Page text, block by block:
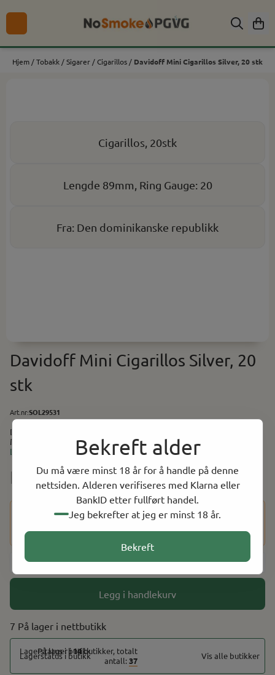
Bekreft alder
Du må være minst 18 år for å handle på denne
nettsiden. Alderen verifiseres med Klarna eller
BankID etter fullført handel.
Jeg bekrefter at jeg er minst 18 år.
Bekreft
Hopp til innhold
Hjem /Tobakk /Sigarer /Cigarillos / Davidoff Mini Cigarillos Silver, 20 stk
Cigarillos, 20stk
Lengde 89mm, Ring Gauge: 20
Fra: Den dominikanske republikk
Davidoff Mini Cigarillos Silver, 20
stk
Art.nr:SOL29531
Davidoff Mini Cigarillos Silver, 20 stk Tidligere kjent som Davidoff
Mini Cigarillos Light. Lengde: 89mm Ring Gauge: 20
Opprinnelsesland: Den dominikanske republikk
Les mer
NOK 400.00
Dette produktet har en aldersbegrensning på 18 år. Etter at
du har fullført kjøpet, vil du bli bedt om å bekrefte alderen
- +
Legg i handlekurv
7 På lager
På lager i14butikker, totalt
antall:37 Vis alle butikker